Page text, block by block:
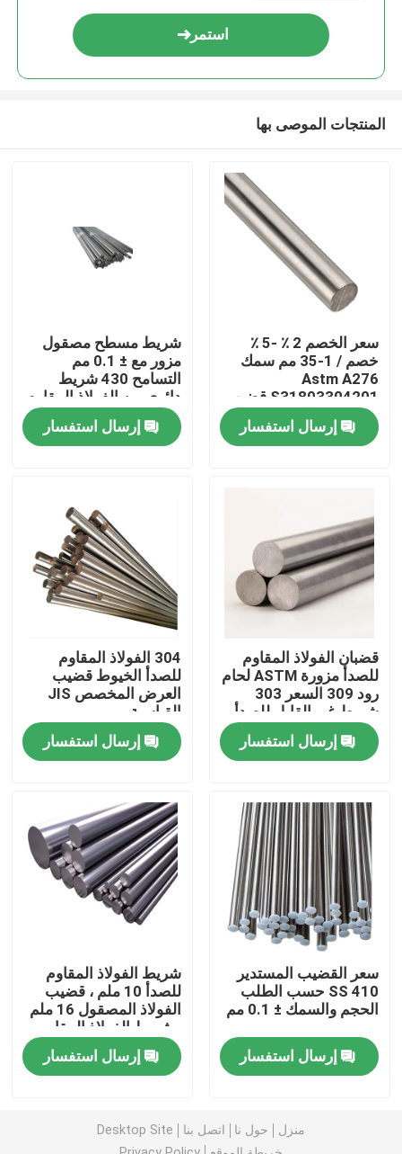
المنتجات
فيديوهات
حولنا
جولة في المصنع
مراقبة الجودة
اتصل بنا
صفائح الفولاذ المقاوم للصدأ
استمر
المنتجات الموصى بها
سعر الخصم 2 ٪ -5 ٪
خصم / 1-35 مم سمك
Astm A276
S31803304201 قضيب
معدني دائري من الفولاذ
المقاوم للصدأإرسال استفسار
شريط مسطح مصقول
مزور مع ± 0.1 مم
التسامح 430 شريط
دائري من الفولاذ المقاوم
للصدأ Ss Bar Stock
إرسال استفسار
قضبان الفولاذ المقاوم
للصدأ مزورة ASTM لحام
رود 309 السعر 303
شريط غير القابل للصدأ
إرسال استفسار
304 الفولاذ المقاوم
للصدأ الخيوط قضيب
العرض المخصص JIS
القياسية
إرسال استفسار
سعر القضيب المستدير
SS 410 حسب الطلب
الحجم والسمك ± 0.1 مم
إرسال استفسار
شريط الفولاذ المقاوم
للصدأ 10 ملم ، قضيب
الفولاذ المصقول 16 ملم
، شريط الفولاذ المقاوم
للصدأ ، شريط الفولاذ
المقاوم للصدأ 20 ملم
إرسال استفسار
منزل حول نا اتصل بنا
Desktop Site